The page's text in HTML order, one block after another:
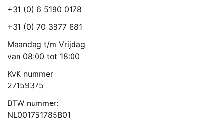
+31 (0) 6 5190 0178
+31 (0) 70 3877 881
Maandag t/m Vrijdag
van 08:00 tot 18:00
KvK nummer:
27159375
BTW nummer:
NL001751785B01